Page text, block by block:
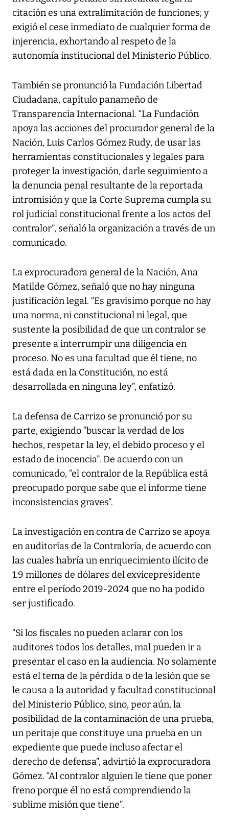
citación es una extralimitación de funciones; y
exigió el cese inmediato de cualquier forma de
injerencia, exhortando al respeto de la
autonomía institucional del Ministerio Público.
También se pronunció la Fundación Libertad
Ciudadana, capítulo panameño de
Transparencia Internacional. “La Fundación
apoya las acciones del procurador general de la
Nación, Luis Carlos Gómez Rudy, de usar las
herramientas constitucionales y legales para
proteger la investigación, darle seguimiento a
la denuncia penal resultante de la reportada
intromisión y que la Corte Suprema cumpla su
rol judicial constitucional frente a los actos del
contralor”, señaló la organización a través de un
comunicado.
La exprocuradora general de la Nación, Ana
Matilde Gómez, señaló que no hay ninguna
justificación legal. “Es gravísimo porque no hay
una norma, ni constitucional ni legal, que
sustente la posibilidad de que un contralor se
presente a interrumpir una diligencia en
proceso. No es una facultad que él tiene, no
está dada en la Constitución, no está
desarrollada en ninguna ley”, enfatizó.
La defensa de Carrizo se pronunció por su
parte, exigiendo “buscar la verdad de los
hechos, respetar la ley, el debido proceso y el
estado de inocencia”. De acuerdo con un
comunicado, “el contralor de la República está
preocupado porque sabe que el informe tiene
inconsistencias graves”.
La investigación en contra de Carrizo se apoya
en auditorías de la Contraloría, de acuerdo con
las cuales habría un enriquecimiento ilícito de
1.9 millones de dólares del exvicepresidente
entre el período 2019-2024 que no ha podido
ser justificado.
“Si los fiscales no pueden aclarar con los
auditores todos los detalles, mal pueden ir a
presentar el caso en la audiencia. No solamente
está el tema de la pérdida o de la lesión que se
le causa a la autoridad y facultad constitucional
del Ministerio Público, sino, peor aún, la
posibilidad de la contaminación de una prueba,
un peritaje que constituye una prueba en un
expediente que puede incluso afectar el
derecho de defensa”, advirtió la exprocuradora
Gómez. “Al contralor alguien le tiene que poner
freno porque él no está comprendiendo la
sublime misión que tiene”.